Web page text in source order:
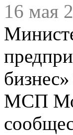
16 мая
МСП